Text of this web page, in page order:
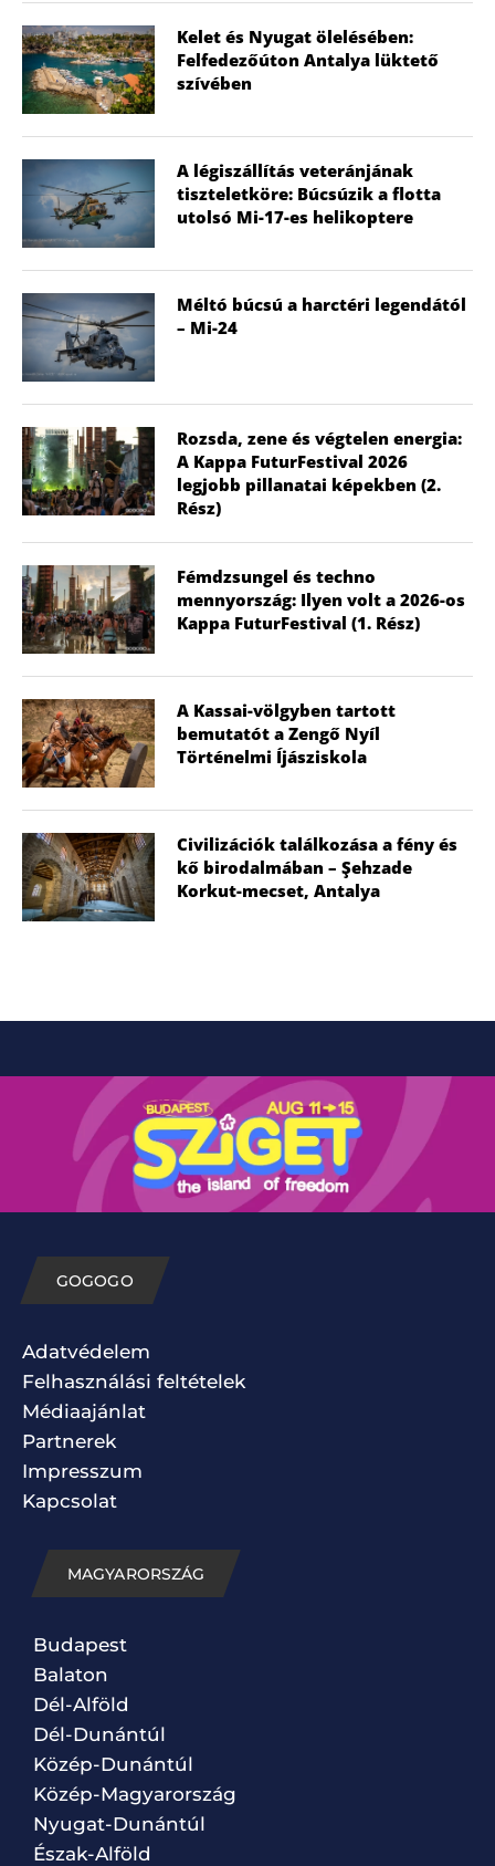
Kelet és Nyugat ölelésében:
Felfedezőúton Antalya lüktető
szívében
A légiszállítás veteránjának
tiszteletköre: Búcsúzik a flotta
utolsó Mi-17-es helikoptere
Méltó búcsú a harctéri legendától
– Mi-24
Rozsda, zene és végtelen energia:
A Kappa FuturFestival 2026
legjobb pillanatai képekben (2.
Rész)
Fémdzsungel és techno
mennyország: Ilyen volt a 2026-os
Kappa FuturFestival (1. Rész)
A Kassai-völgyben tartott
bemutatót a Zengő Nyíl
Történelmi Íjásziskola
Civilizációk találkozása a fény és
kő birodalmában – Şehzade
Korkut-mecset, Antalya
GOGOGO
Adatvédelem
Felhasználási feltételek
Médiaajánlat
Partnerek
Impresszum
Kapcsolat
MAGYARORSZÁG
Budapest
Balaton
Dél-Alföld
Dél-Dunántúl
Közép-Dunántúl
Közép-Magyarország
Nyugat-Dunántúl
Észak-Alföld